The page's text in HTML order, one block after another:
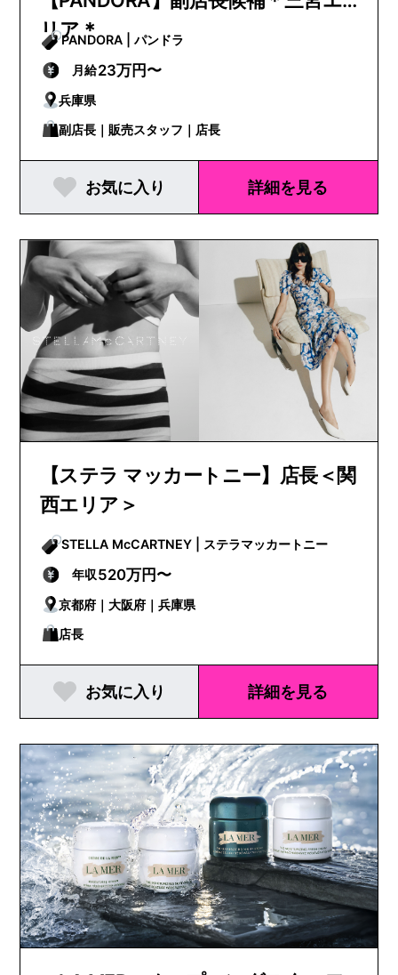
リア＊
PANDORA | パンドラ
月給23万円〜
兵庫県
副店長｜販売スタッフ｜店長
お気に入り 詳細を見る
【ステラ マッカートニー】店長＜関
西エリア＞
STELLA McCARTNEY | ステラマッカートニー
年収520万円〜
京都府｜大阪府｜兵庫県
店長
お気に入り 詳細を見る